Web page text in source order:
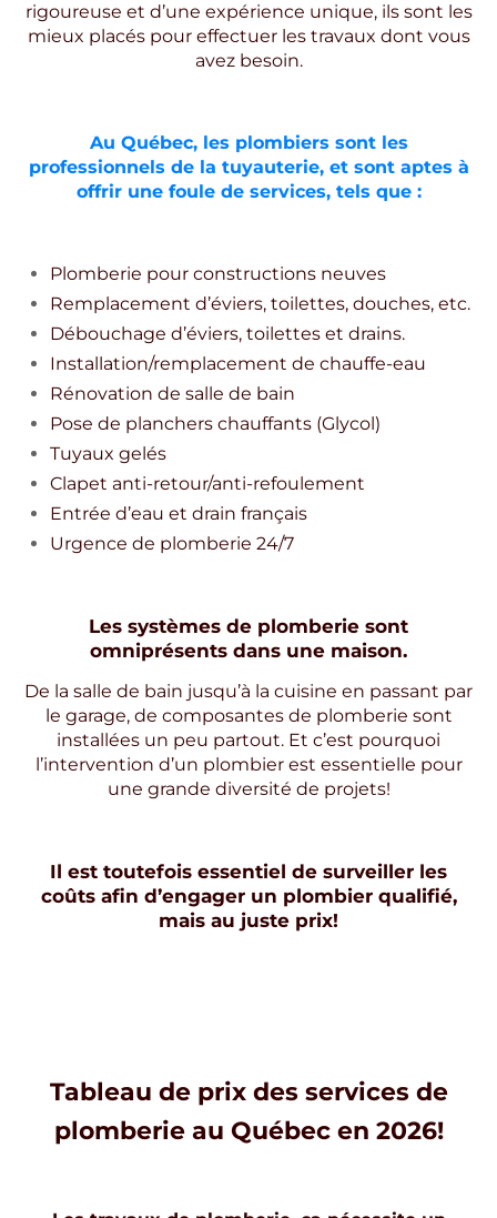
rigoureuse et d’une expérience unique, ils sont les
mieux placés pour effectuer les travaux dont vous
avez besoin.
Au Québec, les plombiers sont les
professionnels de la tuyauterie, et sont aptes à
offrir une foule de services, tels que :
Plomberie pour constructions neuves
Remplacement d’éviers, toilettes, douches, etc.
Débouchage d’éviers, toilettes et drains.
Installation/remplacement de chauffe-eau
Rénovation de salle de bain
Pose de planchers chauffants (Glycol)
Tuyaux gelés
Clapet anti-retour/anti-refoulement
Entrée d’eau et drain français
Urgence de plomberie 24/7
Les systèmes de plomberie sont
omniprésents dans une maison.
De la salle de bain jusqu’à la cuisine en passant par
le garage, de composantes de plomberie sont
installées un peu partout. Et c’est pourquoi
l’intervention d’un plombier est essentielle pour
une grande diversité de projets!
Il est toutefois essentiel de surveiller les
coûts afin d’engager un plombier qualifié,
mais au juste prix!
Tableau de prix des services de
plomberie au Québec en 2026!